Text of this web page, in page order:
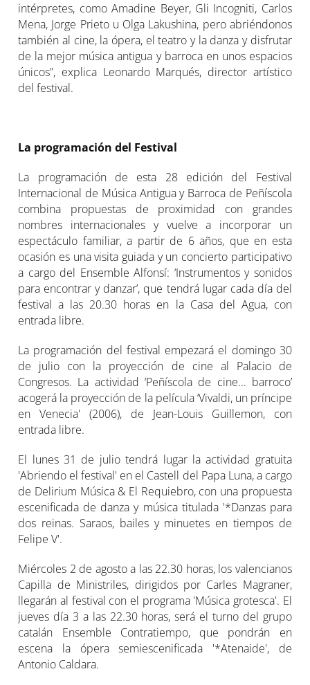
intérpretes, como Amadine Beyer, Gli Incogniti, Carlos
Mena, Jorge Prieto u Olga Lakushina, pero abriéndonos
también al cine, la ópera, el teatro y la danza y disfrutar
de la mejor música antigua y barroca en unos espacios
únicos”, explica Leonardo Marqués, director artístico
del festival.
La programación del Festival
La programación de esta 28 edición del Festival
Internacional de Música Antigua y Barroca de Peñíscola
combina propuestas de proximidad con grandes
nombres internacionales y vuelve a incorporar un
espectáculo familiar, a partir de 6 años, que en esta
ocasión es una visita guiada y un concierto participativo
a cargo del Ensemble Alfonsí: ‘Instrumentos y sonidos
para encontrar y danzar’, que tendrá lugar cada día del
festival a las 20.30 horas en la Casa del Agua, con
entrada libre.
La programación del festival empezará el domingo 30
de julio con la proyección de cine al Palacio de
Congresos. La actividad ‘Peñíscola de cine... barroco’
acogerá la proyección de la película ‘Vivaldi, un príncipe
en Venecia' (2006), de Jean-Louis Guillemon, con
entrada libre.
El lunes 31 de julio tendrá lugar la actividad gratuita
'Abriendo el festival' en el Castell del Papa Luna, a cargo
de Delirium Música & El Requiebro, con una propuesta
escenificada de danza y música titulada '*Danzas para
dos reinas. Saraos, bailes y minuetes en tiempos de
Felipe V'.
Miércoles 2 de agosto a las 22.30 horas, los valencianos
Capilla de Ministriles, dirigidos por Carles Magraner,
llegarán al festival con el programa 'Música grotesca'. El
jueves día 3 a las 22.30 horas, será el turno del grupo
catalán Ensemble Contratiempo, que pondrán en
escena la ópera semiescenificada '*Atenaide', de
Antonio Caldara.